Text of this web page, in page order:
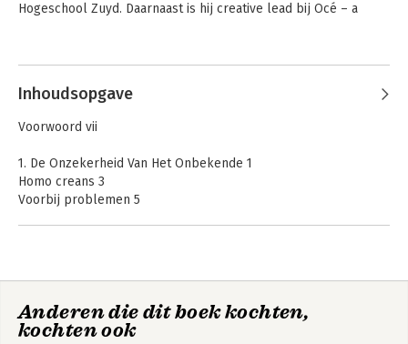
Hogeschool Zuyd. Daarnaast is hij creative lead bij Océ – a
Andere boeken door Guido Stompff
meer plezier bij het
oplossen van
Inhoudsopgave
Voorwoord vii
1. De Onzekerheid Van Het Onbekende 1
Homo creans 3
Voorbij problemen 5
De ontdekking van design thinking 17
De architect en de studente 18
Anderen die dit boek kochten,
kochten ook